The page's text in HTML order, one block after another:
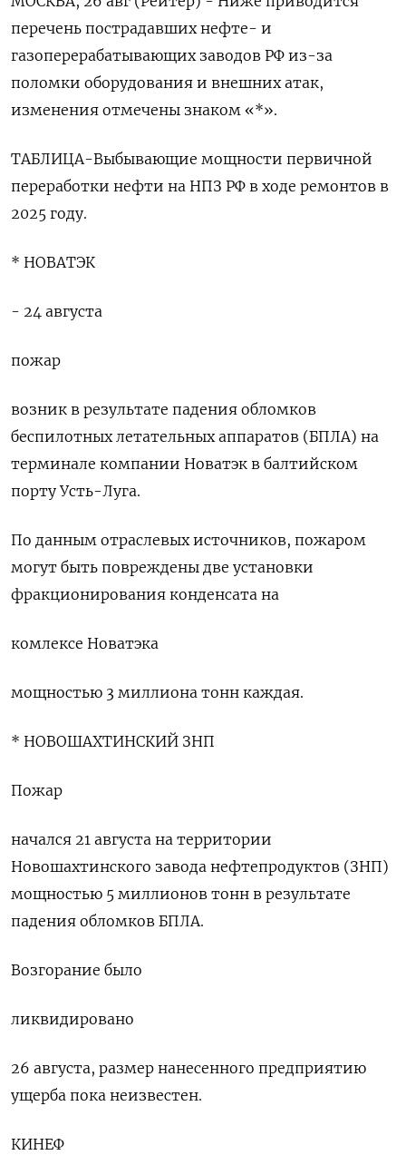
перечень пострадавших нефте- и
газоперерабатывающих заводов РФ из-за
поломки оборудования и внешних атак,
изменения отмечены знаком «*».
ТАБЛИЦА-Выбывающие мощности первичной
переработки нефти на НПЗ РФ в ходе ремонтов в
2025 году.
* НОВАТЭК
- 24 августа
пожар
возник в результате падения обломков
беспилотных летательных аппаратов (БПЛА) на
терминале компании Новатэк в балтийском
порту Усть-Луга.
По данным отраслевых источников, пожаром
могут быть повреждены две установки
фракционирования конденсата на
комлексе Новатэка
мощностью 3 миллиона тонн каждая.
* НОВОШАХТИНСКИЙ ЗНП
Пожар
начался 21 августа на территории
Новошахтинского завода нефтепродуктов (ЗНП)
мощностью 5 миллионов тонн в результате
падения обломков БПЛА.
Возгорание было
ликвидировано
26 августа, размер нанесенного предприятию
ущерба пока неизвестен.
КИНЕФ